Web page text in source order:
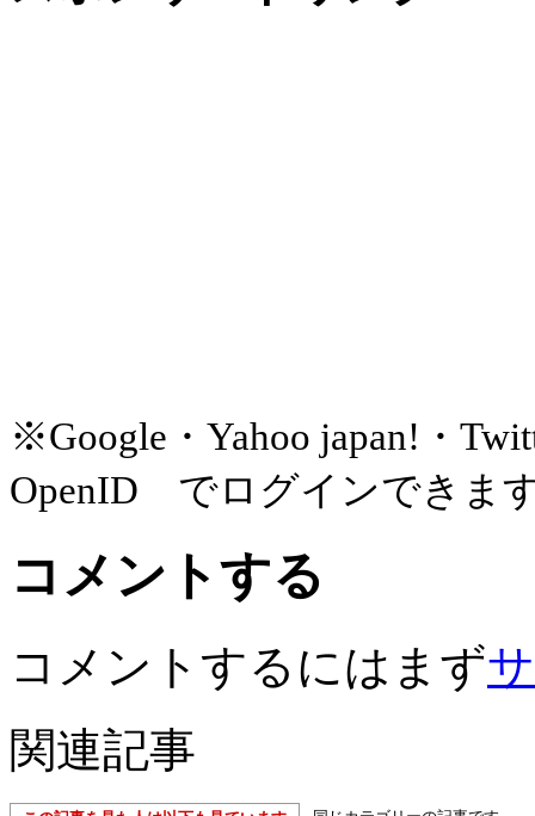
※Google・Yahoo japan!・
OpenID でログインできま
コメントする
コメントするにはまず
関連記事